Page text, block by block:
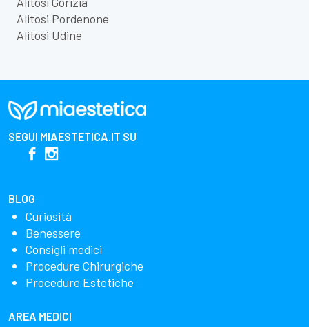
Alitosi Pordenone
Alitosi Udine
SEGUI MIAESTETICA.IT SU
BLOG
Curiosità
Benessere
Consigli medici
Procedure Chirurgiche
Procedure Estetiche
AREA MEDICI